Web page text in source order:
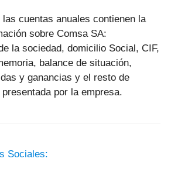
cuentas anuales contienen la
sobre Comsa SA:
la sociedad, domicilio Social, CIF,
balance de situación,
y ganancias y el resto de
por la empresa.
Sociales: